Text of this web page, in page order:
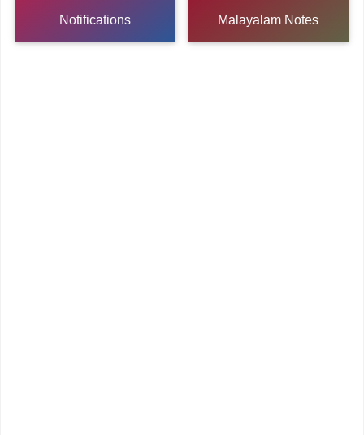
Notifications Malayalam Notes